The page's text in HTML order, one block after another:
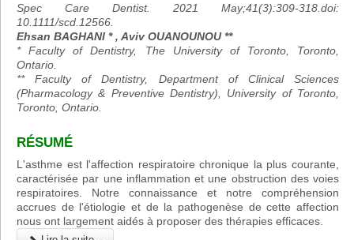
Spec Care Dentist. 2021 May;41(3):309-318.doi:
10.1111/scd.12566.
Ehsan BAGHANI * , Aviv OUANOUNOU **
* Faculty of Dentistry, The University of Toronto, Toronto,
Ontario.
** Faculty of Dentistry, Department of Clinical Sciences
(Pharmacology & Preventive Dentistry), University of Toronto,
Toronto, Ontario.
RÉSUMÉ
L'asthme est l'affection respiratoire chronique la plus courante,
caractérisée par une inflammation et une obstruction des voies
respiratoires. Notre connaissance et notre compréhension
accrues de l'étiologie et de la pathogenèse de cette affection
nous ont largement aidés à proposer des thérapies efficaces.